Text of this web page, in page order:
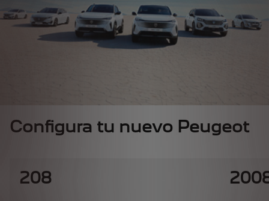
Configura tu nuevo Peugeot
208